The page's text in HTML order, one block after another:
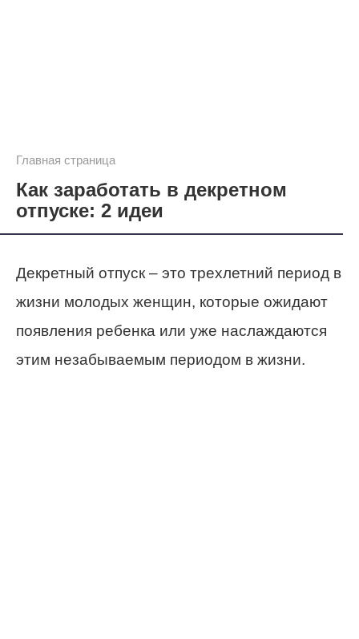
Главная страница
Как заработать в декретном
отпуске: 2 идеи
Декретный отпуск – это трехлетний период в
жизни молодых женщин, которые ожидают
появления ребенка или уже наслаждаются
этим незабываемым периодом в жизни.